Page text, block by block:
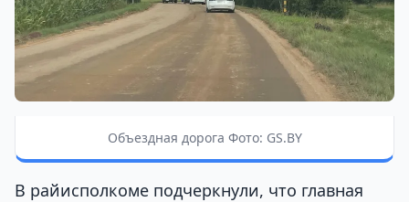
Объездная дорога Фото: GS.BY
В райисполкоме подчеркнули, что главная